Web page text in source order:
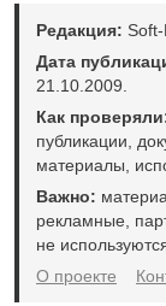
Редакция:
Дата
21.10.2009.
Как
публикации,
материалы,
Важно:
рекламные,
не
О проекте